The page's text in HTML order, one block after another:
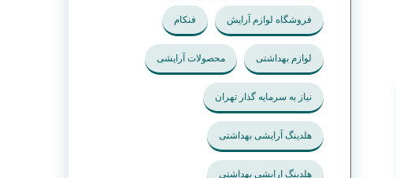
فروشگاه لوازم آرایش فنکام
لوازم بهداشتی محصولات آرایشی
نیاز به سرمایه گذار تهران
هلدینگ آرایشی بهداشتی
هلدینگ ارایشی بهداشتی